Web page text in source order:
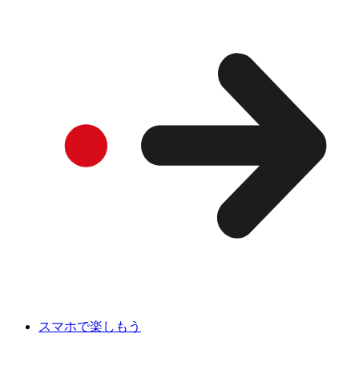
スマホで楽しもう